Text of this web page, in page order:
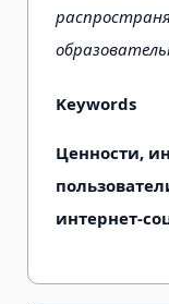
Keywords
Ценности,
интернет-